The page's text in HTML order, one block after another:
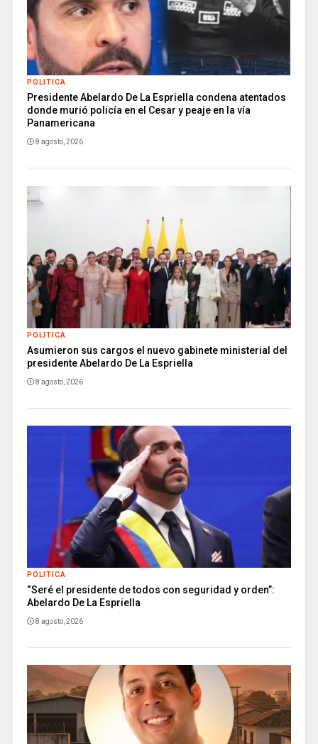
POLITICA
Presidente Abelardo De La Espriella condena atentados
donde murió policía en el Cesar y peaje en la vía
Panamericana
8 agosto, 2026
POLITICA
Asumieron sus cargos el nuevo gabinete ministerial del
presidente Abelardo De La Espriella
8 agosto, 2026
POLITICA
“Seré el presidente de todos con seguridad y orden”:
Abelardo De La Espriella
8 agosto, 2026